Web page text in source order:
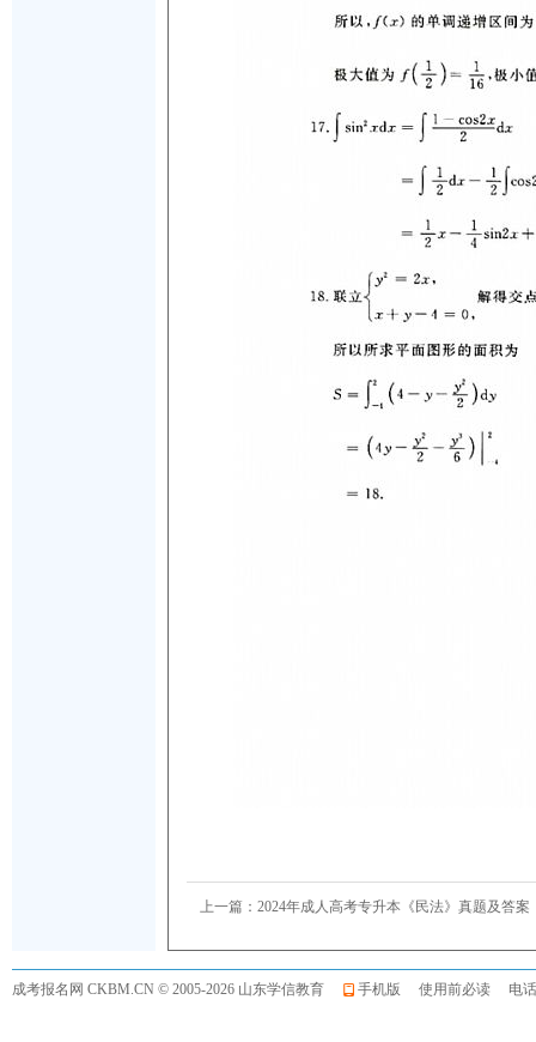
上一篇： 2024年成人高考专升本《民法》真题及答案
成考报名网 CKBM.CN © 2005-2026 山东学信教育 手机版 使用前必读 电话